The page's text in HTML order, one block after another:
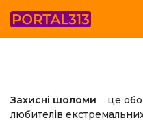
Захисні шоломи ‒ це
любителів